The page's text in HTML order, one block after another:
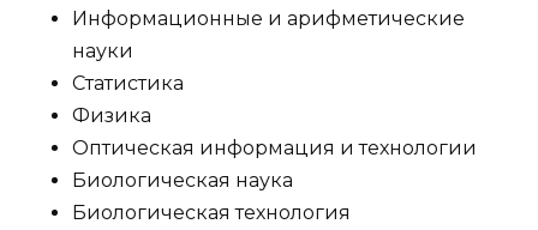
Информационные и арифметические
науки
Статистика
Физика
Оптическая информация и технологии
Биологическая наука
Биологическая технология